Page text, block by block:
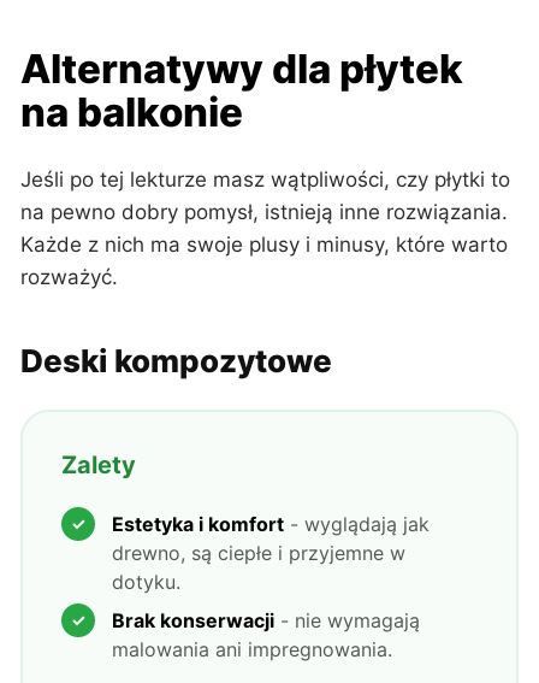
Alternatywy dla płytek
na balkonie
Jeśli po tej lekturze masz wątpliwości, czy płytki to
na pewno dobry pomysł, istnieją inne rozwiązania.
Każde z nich ma swoje plusy i minusy, które warto
rozważyć.
Deski kompozytowe
Zalety
Estetyka i komfort - wyglądają jak
drewno, są ciepłe i przyjemne w
dotyku.
Brak konserwacji - nie wymagają
malowania ani impregnowania.